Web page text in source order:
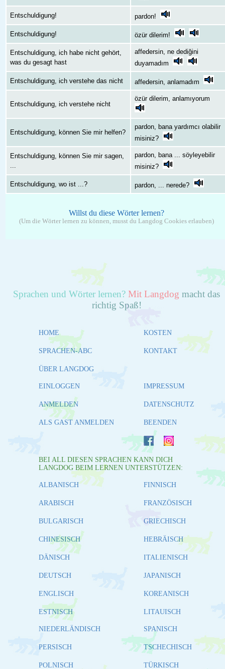
Entschuldigung! pardon!
Entschuldigung! özür dilerim!
Entschuldigung, ich habe nicht gehört,
was du gesagt hast
affedersin, ne dediğini
duyamadım
Entschuldigung, ich verstehe das nicht affedersin, anlamadım
Entschuldigung, ich verstehe nicht
özür dilerim, anlamıyorum
Entschuldigung, können Sie mir helfen?
pardon, bana yardımcı olabilir
misiniz?
Entschuldigung, können Sie mir sagen,
pardon, bana ... söyleyebilir
misiniz?
Entschuldigung, wo ist ...? pardon, ... nerede?
Willst du diese Wörter lernen?
(Um die Wörter lernen zu können, musst du Langdog Cookies erlauben)
Sprachen und Wörter lernen? Mit Langdog macht das
richtig Spaß!
HOME
SPRACHEN-ABC
ÜBER LANGDOG
KOSTEN
KONTAKT
EINLOGGEN
ANMELDEN
ALS GAST ANMELDEN
IMPRESSUM
DATENSCHUTZ
BEENDEN
BEI ALL DIESEN SPRACHEN KANN DICH
LANGDOG BEIM LERNEN UNTERSTÜTZEN:
ALBANISCH
ARABISCH
BULGARISCH
CHINESISCH
DÄNISCH
DEUTSCH
ENGLISCH
ESTNISCH
FINNISCH
FRANZÖSISCH
GRIECHISCH
HEBRÄISCH
ITALIENISCH
JAPANISCH
KOREANISCH
LITAUISCH
NIEDERLÄNDISCH
PERSISCH
POLNISCH
SPANISCH
TSCHECHISCH
TÜRKISCH